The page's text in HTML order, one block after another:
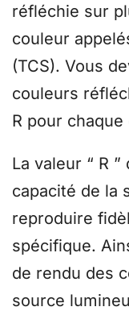
réfléchie sur
couleur
(TCS). Vous
couleurs
R pour
La valeur “ R
capacité de la
reproduire
spécifique.
de rendu des
source